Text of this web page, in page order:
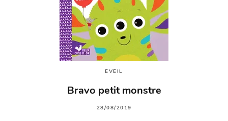
EVEIL
Bravo petit monstre
28/08/2019